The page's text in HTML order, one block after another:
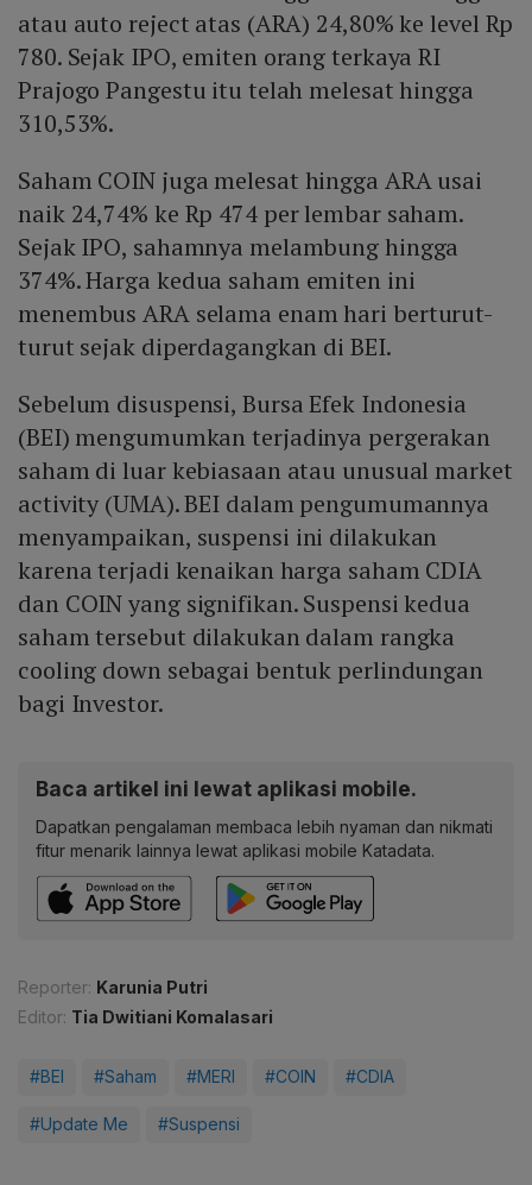
atau auto reject atas (ARA) 24,80% ke level Rp
780. Sejak IPO, emiten orang terkaya RI
Prajogo Pangestu itu telah melesat hingga
310,53%.
Saham COIN juga melesat hingga ARA usai
naik 24,74% ke Rp 474 per lembar saham.
Sejak IPO, sahamnya melambung hingga
374%. Harga kedua saham emiten ini
menembus ARA selama enam hari berturut-
turut sejak diperdagangkan di BEI.
Sebelum disuspensi, Bursa Efek Indonesia
(BEI) mengumumkan terjadinya pergerakan
saham di luar kebiasaan atau unusual market
activity (UMA). BEI dalam pengumumannya
menyampaikan, suspensi ini dilakukan
karena terjadi kenaikan harga saham CDIA
dan COIN yang signifikan. Suspensi kedua
saham tersebut dilakukan dalam rangka
cooling down sebagai bentuk perlindungan
bagi Investor.
Baca artikel ini lewat aplikasi mobile.
Dapatkan pengalaman membaca lebih nyaman dan nikmati
fitur menarik lainnya lewat aplikasi mobile Katadata.
Reporter: Karunia Putri
Editor: Tia Dwitiani Komalasari
#BEI #Saham #MERI #COIN #CDIA
#Update Me #Suspensi